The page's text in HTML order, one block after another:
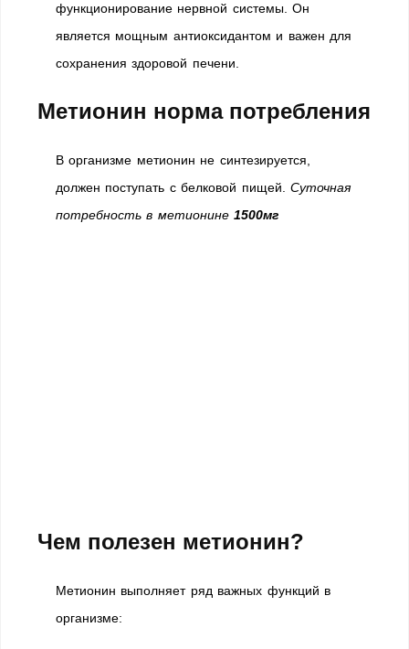
функционирование нервной системы. Он
является мощным антиоксидантом и важен для
сохранения здоровой печени.
Метионин норма потребления
В организме метионин не синтезируется,
должен поступать с белковой пищей. Суточная
потребность в метионине1500мг
Чем полезен метионин?
Метионин выполняет ряд важных функций в
организме: